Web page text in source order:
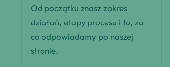
Od początku znasz zakres
działań, etapy procesu i to, za
co odpowiadamy po naszej
stronie.